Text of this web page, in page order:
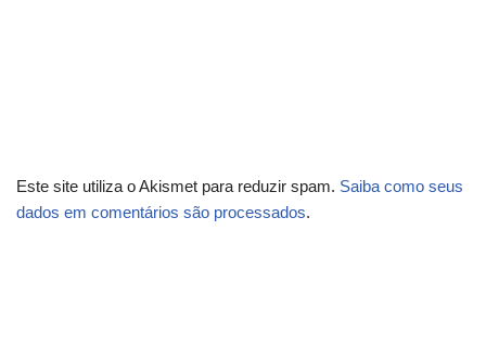
Este site utiliza o Akismet para reduzir spam. Saiba como seus
dados em comentários são processados.